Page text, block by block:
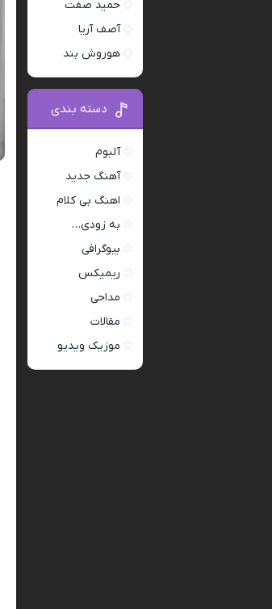
حمید صفت
آصف آریا
هوروش بند
دسته بندی
آلبوم
آهنگ جدید
اهنگ بی کلام
به زودی…
بیوگرافی
ریمیکس
مداحی
مقالات
موزیک ویدیو